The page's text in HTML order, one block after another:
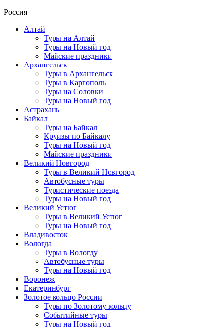
Россия
Алтай
Туры на Алтай
Туры на Новый год
Майские праздники
Архангельск
Туры в Архангельск
Туры в Каргополь
Туры на Соловки
Туры на Новый год
Астрахань
Байкал
Туры на Байкал
Круизы по Байкалу
Туры на Новый год
Майские праздники
Великий Новгород
Туры в Великий Новгород
Автобусные туры
Туристические поезда
Туры на Новый год
Великий Устюг
Туры в Великий Устюг
Туры на Новый год
Владивосток
Вологда
Туры в Вологду
Автобусные туры
Туры на Новый год
Воронеж
Екатеринбург
Золотое кольцо России
Туры по Золотому кольцу
Событийные туры
Туры на Новый год